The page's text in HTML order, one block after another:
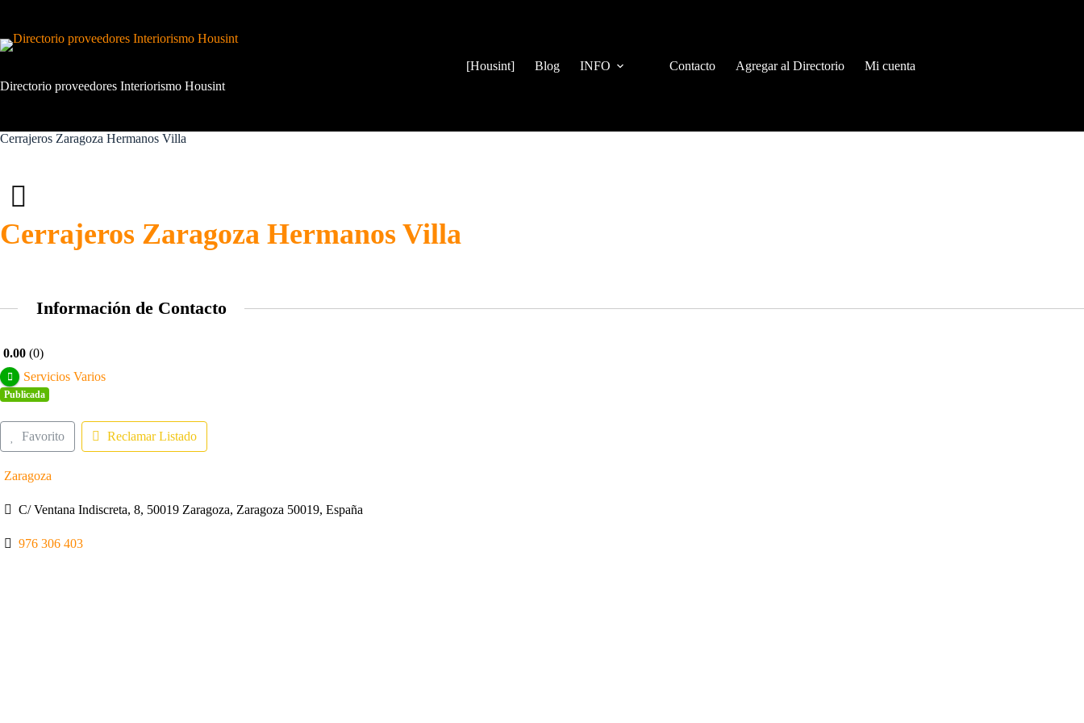
contenido
Directorio proveedores Interiorismo Housint
[Housint] Blog INFO Contacto Agregar al Directorio Mi cuenta
Cerrajeros Zaragoza Hermanos Villa
Cerrajeros Zaragoza Hermanos Villa
Información de Contacto
0.00 0
Servicios Varios
Publicada
Favorito Reclamar Listado
Zaragoza
C/ Ventana Indiscreta, 8, 50019 Zaragoza, Zaragoza 50019, España
976 306 403